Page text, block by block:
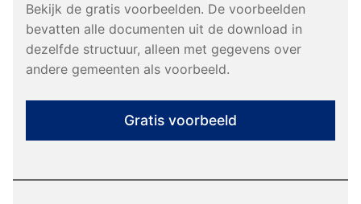
Bekijk de gratis voorbeelden. De voorbeelden
bevatten alle documenten uit de download in
dezelfde structuur, alleen met gegevens over
andere gemeenten als voorbeeld.
Gratis voorbeeld